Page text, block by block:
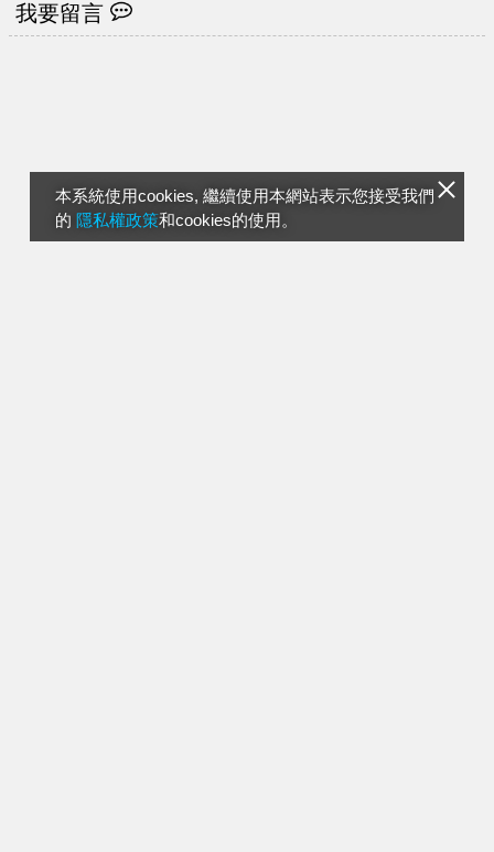
本系統使用cookies, 繼續使用本網站表示您接受我們
的 隱私權政策和cookies的使用。
我要留言